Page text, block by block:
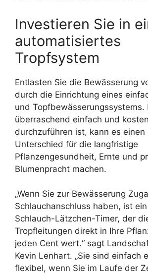
Investieren Sie in
automatisiertes
Tropfsystem
Entlasten Sie die Bewässerung
durch die Einrichtung eines
und Topfbewässerungssystems.
überraschend einfach und
durchzuführen ist, kann es einen
Unterschied für die langfristige
Pflanzengesundheit, Ernte und
Blumenpracht machen.
„Wenn Sie zur Bewässerung
Schlauchanschluss haben, ist
Schlauch-Lätzchen-Timer, der
Tropfleitungen direkt in Ihre
jeden Cent wert.“ sagt
Kevin Lenhart. „Sie sind einfach
flexibel, wenn Sie im Laufe der